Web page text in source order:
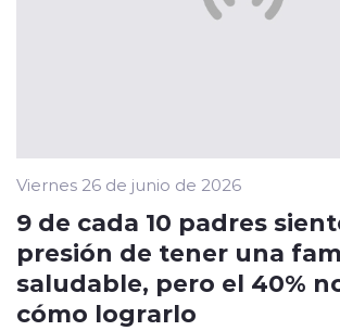
Viernes 26 de junio de 2026
9 de cada 10 padres
presión de tener una
saludable, pero el 40%
cómo lograrlo